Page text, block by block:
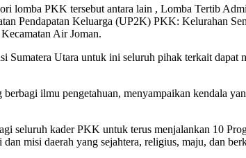
lomba PKK tersebut antara lain , Lomba Tertib
Pendapatan Keluarga (UP2K) PKK: Kelurahan
Air Joman.
Utara untuk ini seluruh pihak terkait dapat
ilmu pengetahuan, menyampaikan kendala
seluruh kader PKK untuk terus menjalankan 10
misi daerah yang sejahtera, religius, maju, dan